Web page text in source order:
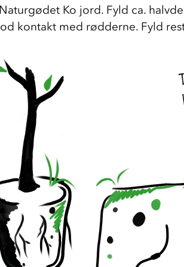
Ko jord. Fyld ca.
kontakt med rødderne. Fyld